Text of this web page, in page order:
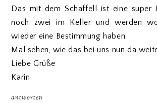
Das mit dem Schaffell ist eine super
noch zwei im Keller und werden
wieder eine Bestimmung haben.
Mal sehen, wie das bei uns nun da
Liebe Grüße
Karin
antworten